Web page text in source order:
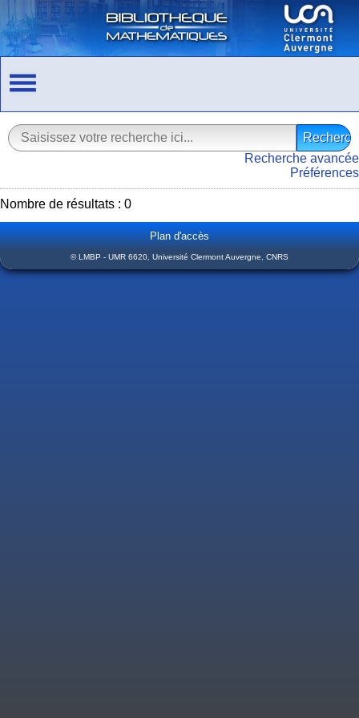
Recherche avancée
Préférences
Nombre de résultats : 0
Plan d'accès
© LMBP - UMR 6620, Université Clermont Auvergne, CNRS